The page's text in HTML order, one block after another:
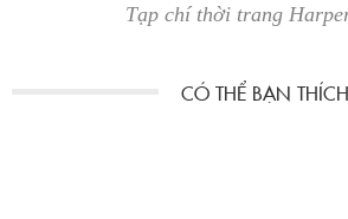
Tạp chí thời trang